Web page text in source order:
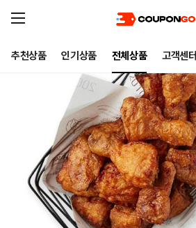
추천상품 인기상품 전체상품 고객센터